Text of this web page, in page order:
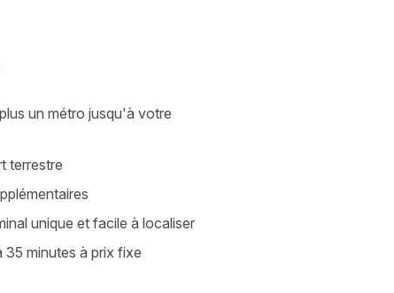
un métro jusqu'à votre
terrestre
unique et facile à localiser
35 minutes à prix fixe